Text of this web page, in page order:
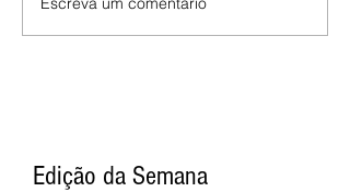
Edição da Semana